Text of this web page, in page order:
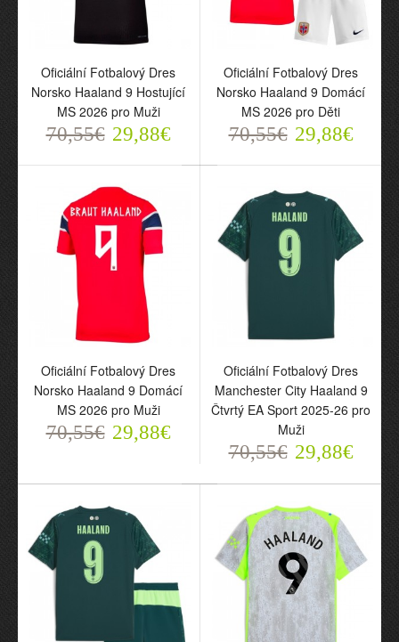
Oficiální Fotbalový Dres
Norsko Haaland 9
Hostující MS 2026 pro
Muži
70,55€ 29,88€
Oficiální Fotbalový Dres
Norsko Haaland 9
Domácí MS 2026 pro Děti
70,55€ 29,88€
Oficiální Fotbalový Dres
Norsko Haaland 9
Domácí MS 2026 pro
70,55€ 29,88€
Oficiální Fotbalový Dres
Norsko Haaland 9 Hostující
MS 2026 pro Muži
70,55€ 29,88€
Oficiální Fotbalový Dres
Norsko Haaland 9 Domácí
MS 2026 pro Děti
70,55€ 29,88€
Oficiální Fotbalový Dres
Norsko Haaland 9 Domácí
MS 2026 pro Muži
70,55€ 29,88€
Oficiální Fotbalový Dres
Manchester City Haaland 9
Čtvrtý EA Sport 2025-26 pro
Muži
70,55€ 29,88€